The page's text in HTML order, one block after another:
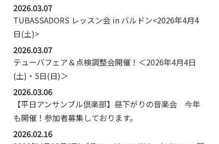
2026.03.07
TUBASSADORS レッスン会 in バルドン<2026年4月4
日(土)>
2026.03.07
テューバフェア＆点検調整会開催！＜2026年4月4日
(土)・5日(日)＞
2026.03.06
【平日アンサンブル倶楽部】昼下がりの音楽会 今年
も開催！参加者募集しております。
2026.02.16